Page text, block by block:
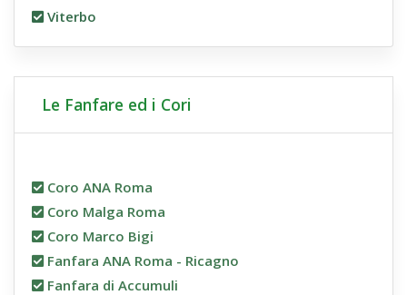
Viterbo
Le Fanfare ed i Cori
Coro ANA Roma
Coro Malga Roma
Coro Marco Bigi
Fanfara ANA Roma - Ricagno
Fanfara di Accumuli